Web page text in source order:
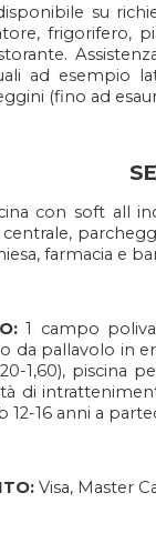
su
frigorifero,
ad esempio
(fino ad
con soft all
farmacia e
1 campo
da pallavolo in
1,60), piscina
di
12-16 anni a
Visa, Master